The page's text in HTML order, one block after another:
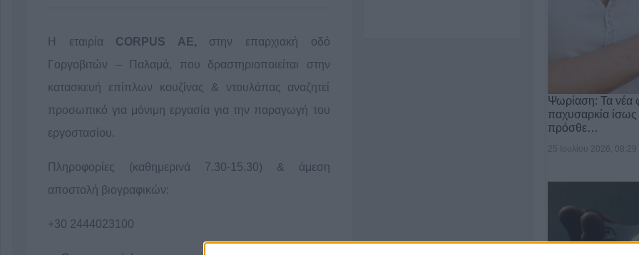
Η εταιρία CORPUS AE, στην επαρχιακή οδό
Γοργοβιτών – Παλαμά, που δραστηριοποιείται στην
κατασκευή επίπλων κουζίνας & ντουλάπας αναζητεί
προσωπικό για μόνιμη εργασία για την παραγωγή του
εργοστασίου.
Πληροφορίες (καθημερινά 7.30-15.30) & άμεση
αποστολή βιογραφικών:
+30 2444023100
Ψωρίαση: Τα νέα
παχυσαρκία
πρόσθε…
25 Ιουλίου 2026, 08:29